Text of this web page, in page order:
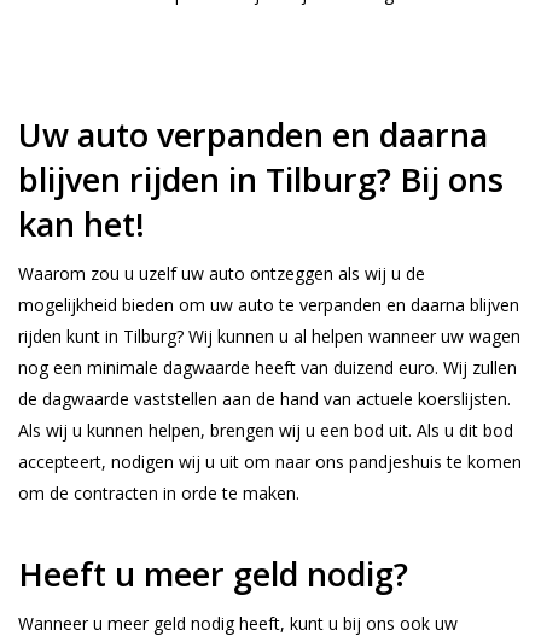
Uw auto verpanden en daarna
blijven rijden in Tilburg? Bij ons
kan het!
Waarom zou u uzelf uw auto ontzeggen als wij u de
mogelijkheid bieden om uw auto te verpanden en daarna blijven
rijden kunt in Tilburg? Wij kunnen u al helpen wanneer uw wagen
nog een minimale dagwaarde heeft van duizend euro. Wij zullen
de dagwaarde vaststellen aan de hand van actuele koerslijsten.
Als wij u kunnen helpen, brengen wij u een bod uit. Als u dit bod
accepteert, nodigen wij u uit om naar ons pandjeshuis te komen
om de contracten in orde te maken.
Heeft u meer geld nodig?
Wanneer u meer geld nodig heeft, kunt u bij ons ook uw